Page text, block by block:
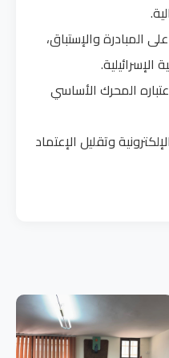
المبادرة والإستباق،
الإسرائيلية.
المحرك الأساسي
وتقليل الإعتماد